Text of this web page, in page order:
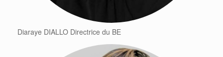
Diaraye DIALLO Directrice du BE